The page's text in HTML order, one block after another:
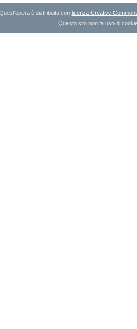
è distribuita con licenza Creative
Questo sito non fa uso di